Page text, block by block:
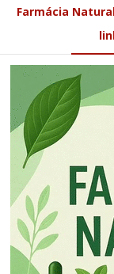
Farmácia